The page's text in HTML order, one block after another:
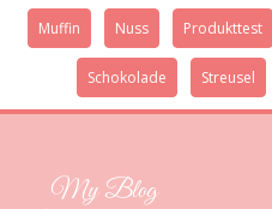
Muffin Nuss Produkttest
Schokolade Streusel
My Blog